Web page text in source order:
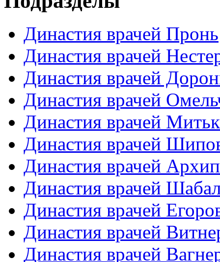
Династия врачей Пронь
Династия врачей
Династия врачей
Династия врачей
Династия врачей
Династия врачей
Династия врачей
Династия врачей
Династия врачей
Династия врачей
Династия врачей